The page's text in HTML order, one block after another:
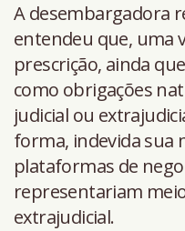
A desembargadora
entendeu que, uma
prescrição, ainda
como obrigações
judicial ou
forma, indevida sua
plataformas de
representariam
extrajudicial.